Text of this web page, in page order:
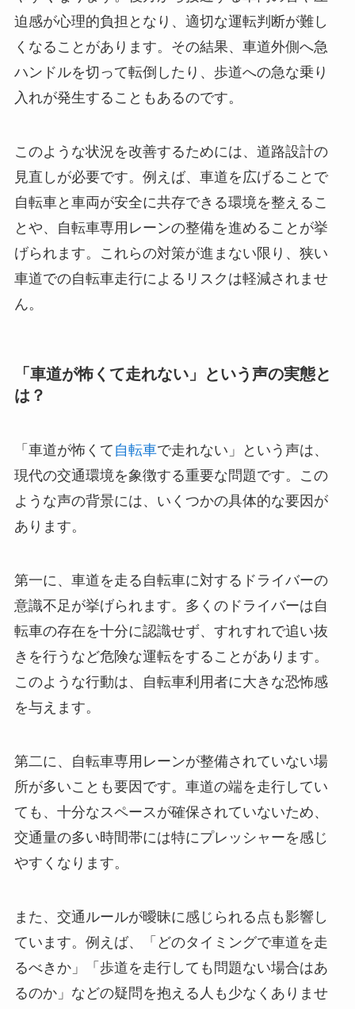
迫感が心理的負担となり、適切な運転判断が難し
くなることがあります。その結果、車道外側へ急
ハンドルを切って転倒したり、歩道への急な乗り
入れが発生することもあるのです。
このような状況を改善するためには、道路設計の
見直しが必要です。例えば、車道を広げることで
自転車と車両が安全に共存できる環境を整えるこ
とや、自転車専用レーンの整備を進めることが挙
げられます。これらの対策が進まない限り、狭い
車道での自転車走行によるリスクは軽減されませ
ん。
「車道が怖くて走れない」という声の実態と
は？
「車道が怖くて 自転車で走れない」という声は、
現代の交通環境を象徴する重要な問題です。この
ような声の背景には、いくつかの具体的な要因が
あります。
第一に、車道を走る自転車に対するドライバーの
意識不足が挙げられます。多くのドライバーは自
転車の存在を十分に認識せず、すれすれで追い抜
きを行うなど危険な運転をすることがあります。
このような行動は、自転車利用者に大きな恐怖感
を与えます。
第二に、自転車専用レーンが整備されていない場
所が多いことも要因です。車道の端を走行してい
ても、十分なスペースが確保されていないため、
交通量の多い時間帯には特にプレッシャーを感じ
やすくなります。
また、交通ルールが曖昧に感じられる点も影響し
ています。例えば、「どのタイミングで車道を走
るべきか」「歩道を走行しても問題ない場合はあ
るのか」などの疑問を抱える人も少なくありませ